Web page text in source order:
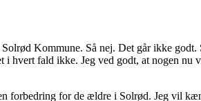
Kommune. Så nej. Det går ikke
i hvert fald ikke. Jeg ved godt, at nogen
forbedring for de ældre i Solrød. Jeg vil